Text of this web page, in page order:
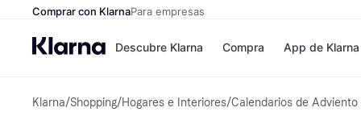
Comprar con KlarnaPara empresas
Descubre Klarna
Formas de pago
Compra
Tiendas
App de Klarna
Klarna/Shopping/Hogares e Interiores/Calendarios de Adviento